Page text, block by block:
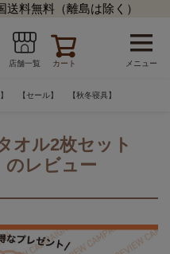
料無料（離島は除く）
店舗一覧 カート メニュー
【セール】 【秋冬寝具】
オル2枚セット
のレビュー